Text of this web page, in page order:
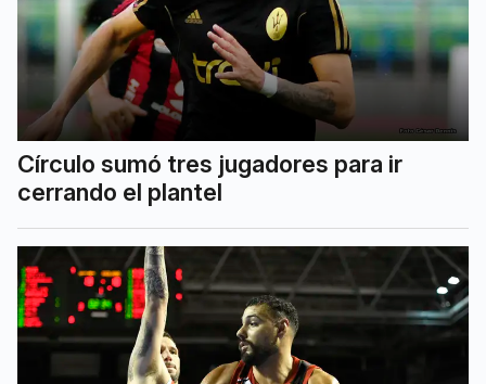
Círculo sumó tres jugadores para ir
cerrando el plantel